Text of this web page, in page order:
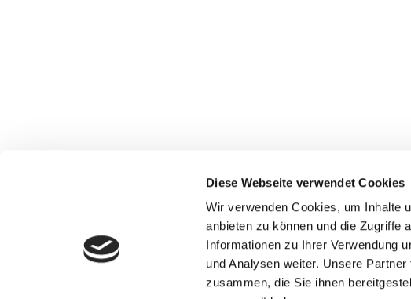
Diese Webseite verwendet Cookies
Wir verwenden Cookies, um Inhalte
anbieten zu können und die Zugriffe
Informationen zu Ihrer Verwendung
und Analysen weiter. Unsere
zusammen, die Sie ihnen